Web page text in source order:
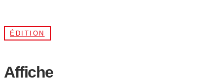
ÉDITION
Affiche